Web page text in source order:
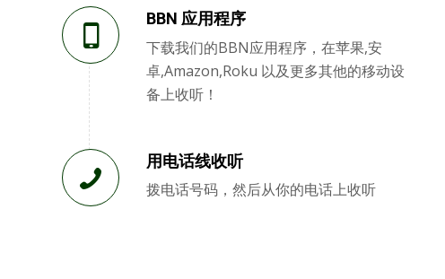
BBN 应用程序
下载我们的BBN应用程序，在苹果,安
卓,Amazon,Roku 以及更多其他的移动设
备上收听！
用电话线收听
拨电话号码，然后从你的电话上收听